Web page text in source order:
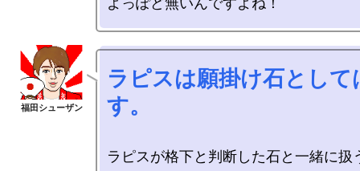
ラピスは願掛け石としては最高で
す。
ラピスが格下と判断した石と一緒に扱